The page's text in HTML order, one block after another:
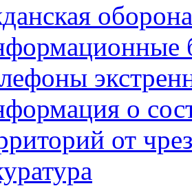
о
от